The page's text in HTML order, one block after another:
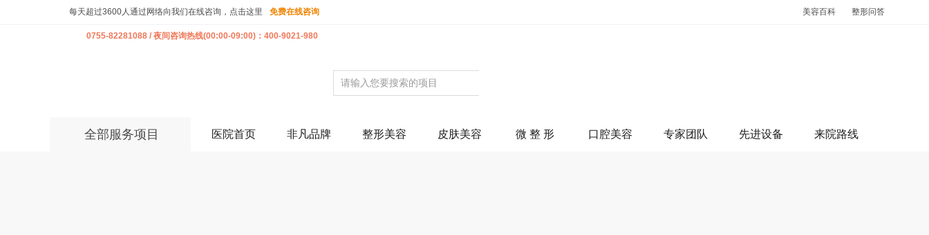
每天超过3600人通过网络向我们在线咨询，点击这里 免费在线咨询
0755-82281088 / 夜间咨询热线(00:00-09:00)：400-9021-980
美容百科 整形问答
全部服务项目 医院首页 非凡品牌 整形美容 皮肤美容 微 整 形 口腔美容 专家团队 先进设备 来院路线